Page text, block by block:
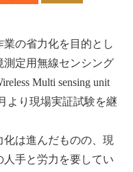
の省力化を目的とし
測定用無線センシング
Multi sensing unit
より現場実証試験を継
は進んだものの、現
手と労力を要してい